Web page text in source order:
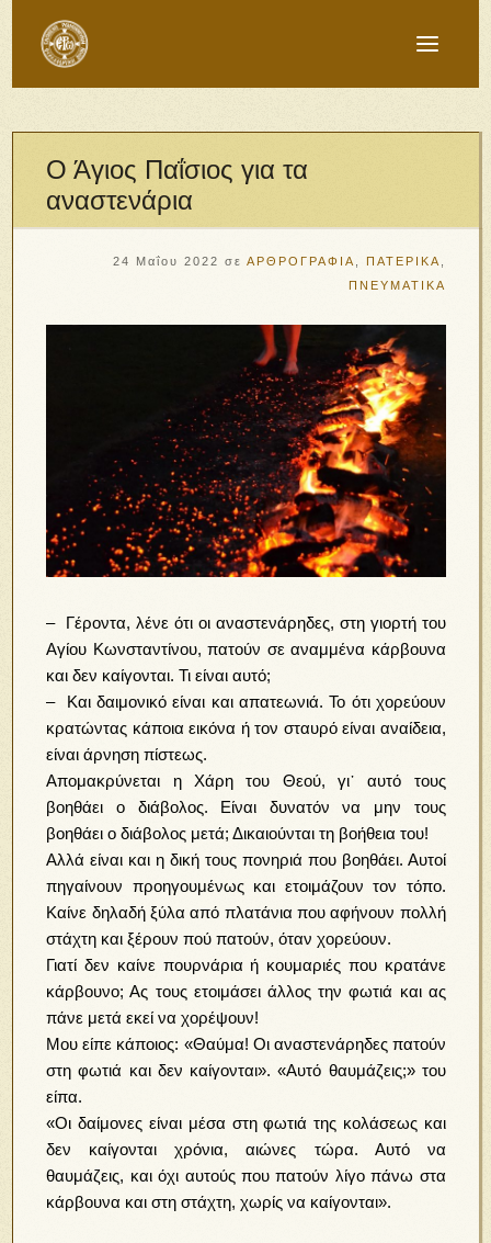
Ο Άγιος Παΐσιος για τα
αναστενάρια
24 Μαΐου 2022 σε ΑΡΘΡΟΓΡΑΦΙΑ ΠΑΤΕΡΙΚΑ
ΠΝΕΥΜΑΤΙΚΑ
– Γέροντα, λένε ότι οι αναστενάρηδες, στη γιορτή του
Αγίου Κωνσταντίνου, πατούν σε αναμμένα κάρβουνα
και δεν καίγονται. Τι είναι αυτό;
– Και δαιμονικό είναι και απατεωνιά. Το ότι χορεύουν
κρατώντας κάποια εικόνα ή τον σταυρό είναι αναίδεια,
είναι άρνηση πίστεως.
Απομακρύνεται η Χάρη του Θεού, γι᾽ αυτό τους
βοηθάει ο διάβολος. Είναι δυνατόν να μην τους
βοηθάει ο διάβολος μετά; Δικαιούνται τη βοήθεια του!
Αλλά είναι και η δική τους πονηριά που βοηθάει. Αυτοί
πηγαίνουν προηγουμένως και ετοιμάζουν τον τόπο.
Καίνε δηλαδή ξύλα από πλατάνια που αφήνουν πολλή
στάχτη και ξέρουν πού πατούν, όταν χορεύουν.
Γιατί δεν καίνε πουρνάρια ή κουμαριές που κρατάνε
κάρβουνο; Ας τους ετοιμάσει άλλος την φωτιά και ας
πάνε μετά εκεί να χορέψουν!
Μου είπε κάποιος: «Θαύμα! Οι αναστενάρηδες πατούν
στη φωτιά και δεν καίγονται». «Αυτό θαυμάζεις;» του
είπα.
«Οι δαίμονες είναι μέσα στη φωτιά της κολάσεως και
δεν καίγονται χρόνια, αιώνες τώρα. Αυτό να
θαυμάζεις, και όχι αυτούς που πατούν λίγο πάνω στα
κάρβουνα και στη στάχτη, χωρίς να καίγονται».